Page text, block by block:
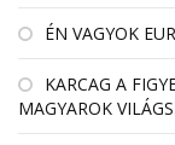
ÉN VAGYOK
KARCAG A
MAGYAROK